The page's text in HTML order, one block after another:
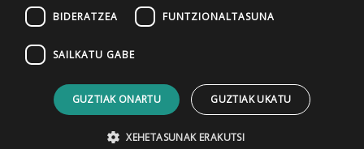
BIDERATZEA FUNTZIONALTASUNA
SAILKATU GABE
GUZTIAK ONARTU GUZTIAK UKATU
XEHETASUNAK ERAKUTSI